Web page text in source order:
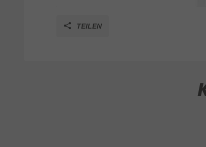
TEILEN